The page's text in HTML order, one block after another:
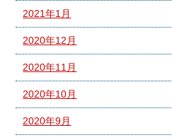
2021年1月
2020年12月
2020年11月
2020年10月
2020年9月